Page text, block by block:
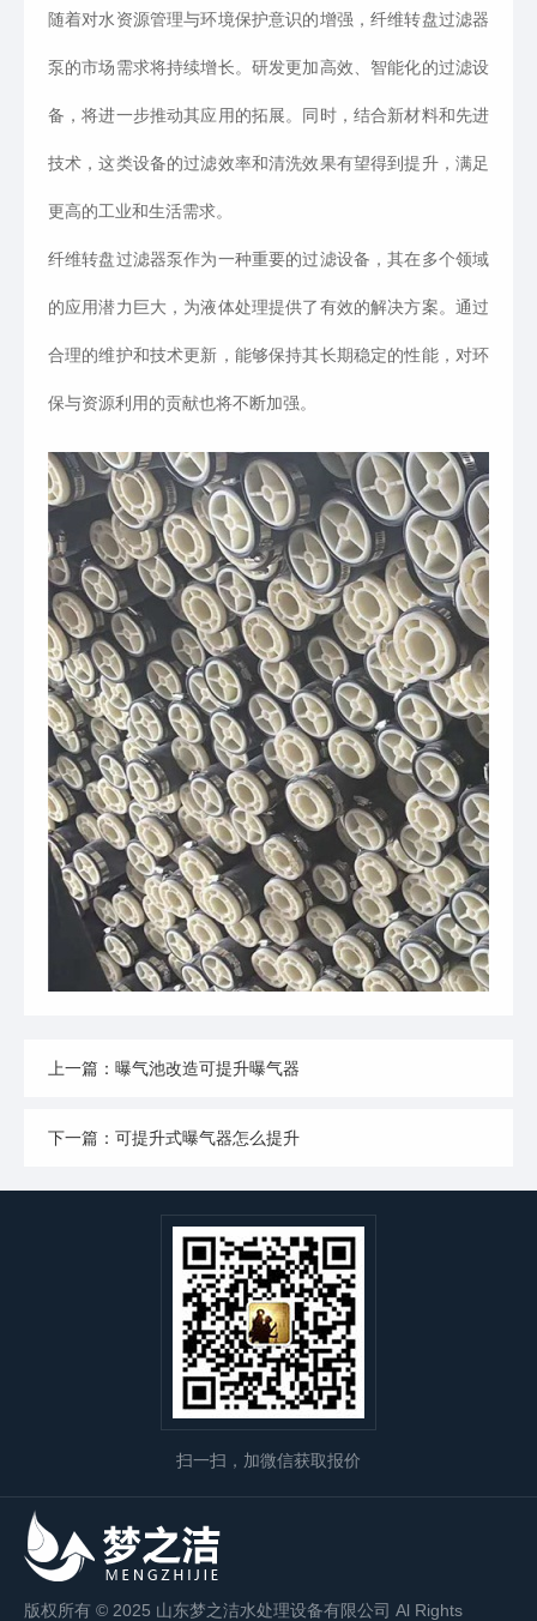
随着对水资源管理与环境保护意识的增强，纤维转盘过滤器
泵的市场需求将持续增长。研发更加高效、智能化的过滤设
备，将进一步推动其应用的拓展。同时，结合新材料和先进
技术，这类设备的过滤效率和清洗效果有望得到提升，满足
更高的工业和生活需求。
纤维转盘过滤器泵作为一种重要的过滤设备，其在多个领域
的应用潜力巨大，为液体处理提供了有效的解决方案。通过
合理的维护和技术更新，能够保持其长期稳定的性能，对环
保与资源利用的贡献也将不断加强。
上一篇：曝气池改造可提升曝气器
下一篇：可提升式曝气器怎么提升
扫一扫，加微信获取报价
版权所有 © 2025 山东梦之洁水处理设备有限公司 Al Rights